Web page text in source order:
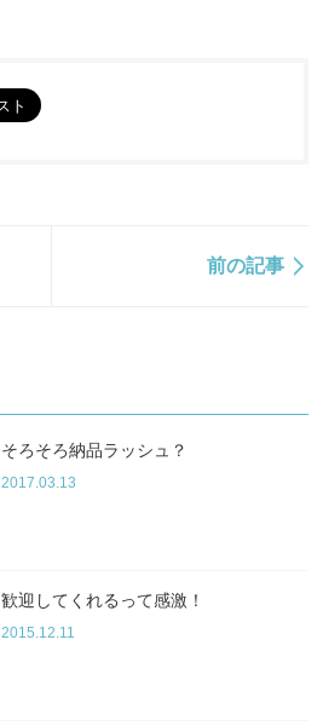
前の記事
そろそろ納品ラッシュ？
2017.03.13
歓迎してくれるって感激！
2015.12.11